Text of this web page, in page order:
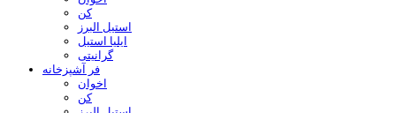
کن
استیل البرز
ایلیا استیل
گرانیتی
فر آشپزخانه
اخوان
کن